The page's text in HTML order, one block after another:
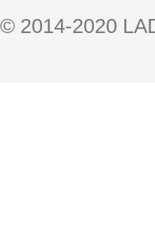
© 2014-2020